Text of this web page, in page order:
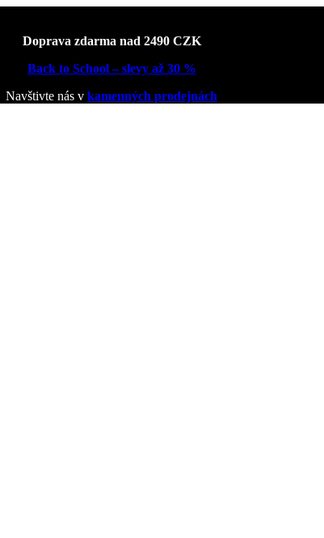
Doprava zdarma nad 2490 CZK
Back to School – slevy až 30 %
Navštivte nás v kamenných prodejnách